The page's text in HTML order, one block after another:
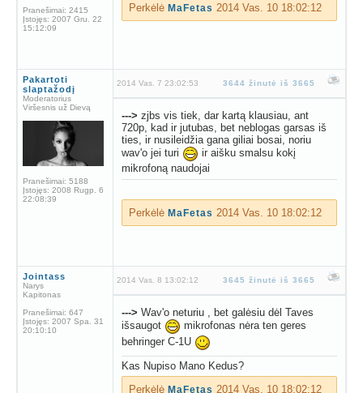
Pranešimai: 2415
Įstojęs: 2007 Gru. 22
15:12:09
Perkėlė MaFetas 2014 Vas. 10 18:02:12
Pakartoti
slaptažodį
Moderatorius
Viršesnis už Dievą
Pranešimai: 5188
Įstojęs: 2008 Rugp. 6
22:08:39
2014 Vas. 7 23:02:53 3644 žinutė iš 3665
---> zjbs vis tiek, dar kartą klausiau, ant
720p, kad ir jutubas, bet neblogas garsas iš
ties, ir nusileidžia gana giliai bosai, noriu
wav'o jei turi
ir aišku smalsu kokį
mikrofoną naudojai
Perkėlė MaFetas 2014 Vas. 10 18:02:12
Jointass
Narys
Kapitonas
Pranešimai: 647
Įstojęs: 2007 Spa. 31
20:10:10
2014 Vas. 8 13:02:12 3645 žinutė iš 3665
---> Wav'o neturiu , bet galėsiu dėl Taves
išsaugot
mikrofonas nėra ten geres
behringer C-1U
Kas Nupiso Mano Kedus?
Perkėlė MaFetas 2014 Vas. 10 18:02:12